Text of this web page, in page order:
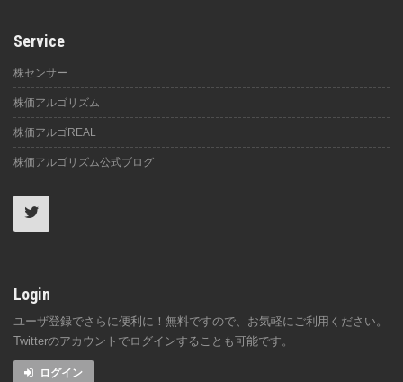
Service
株センサー
株価アルゴリズム
株価アルゴREAL
株価アルゴリズム公式ブログ
Login
ユーザ登録でさらに便利に！無料ですので、お気軽にご利用ください。
Twitterのアカウントでログインすることも可能です。
ログイン